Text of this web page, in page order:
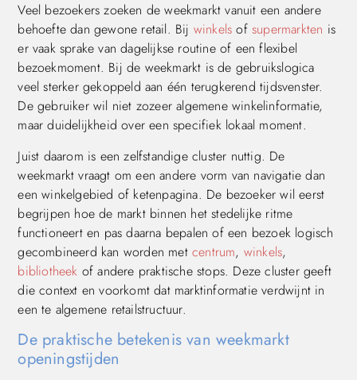
Veel bezoekers zoeken de weekmarkt vanuit een andere
behoefte dan gewone retail. Bij winkels ofsupermarkten is
er vaak sprake van dagelijkse routine of een flexibel
bezoekmoment. Bij de weekmarkt is de gebruikslogica
veel sterker gekoppeld aan één terugkerend tijdsvenster.
De gebruiker wil niet zozeer algemene winkelinformatie,
maar duidelijkheid over een specifiek lokaal moment.
Juist daarom is een zelfstandige cluster nuttig. De
weekmarkt vraagt om een andere vorm van navigatie dan
een winkelgebied of ketenpagina. De bezoeker wil eerst
begrijpen hoe de markt binnen het stedelijke ritme
functioneert en pas daarna bepalen of een bezoek logisch
gecombineerd kan worden met centrum, winkels,
bibliotheek of andere praktische stops. Deze cluster geeft
die context en voorkomt dat marktinformatie verdwijnt in
een te algemene retailstructuur.
De praktische betekenis van weekmarkt
openingstijden